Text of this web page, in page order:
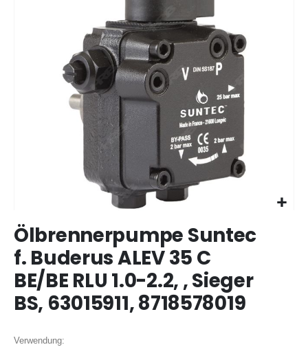
Anfang
Bildergalerie
springen
Ölbrennerpumpe Suntec
f. Buderus ALEV 35 C
BE/BE RLU 1.0-2.2, , Sieger
BS, 63015911, 8718578019
Verwendung: